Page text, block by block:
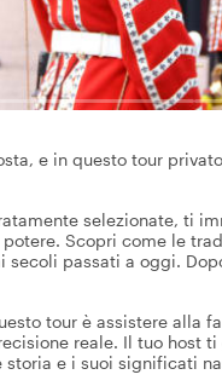
e in questo tour
selezionate, ti
Scopri come le
passati a oggi.
tour è assistere alla
reale. Il tuo host
e i suoi significati